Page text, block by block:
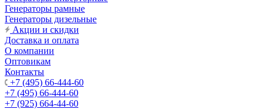
Генераторы рамные
Генераторы дизельные
Акции и скидки
Доставка и оплата
О компании
Оптовикам
Контакты
+7 (495) 66-444-60
+7 (495) 66-444-60
+7 (925) 664-44-60